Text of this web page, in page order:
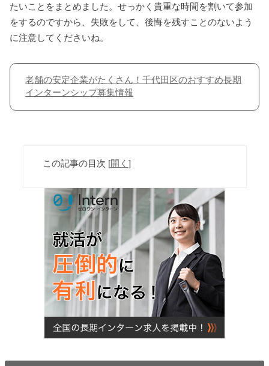
たいことをまとめました。せっかく貴重な時間を割いて参加
をするのですから、失敗をして、後悔を残すことのないよう
に注意してくださいね。
老舗の安定企業がたくさん！千代田区のおすすめ長期
インターンシップ募集情報
この記事の目次 [開く ]